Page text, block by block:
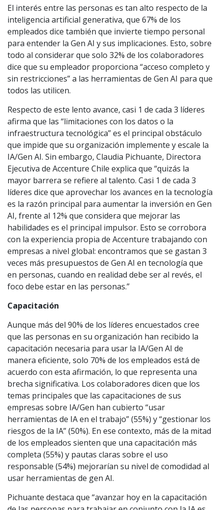
El interés entre las personas es tan alto respecto de la
inteligencia artificial generativa, que 67% de los
empleados dice también que invierte tiempo personal
para entender la Gen AI y sus implicaciones. Esto, sobre
todo al considerar que solo 32% de los colaboradores
dice que su empleador proporciona “acceso completo y
sin restricciones” a las herramientas de Gen AI para que
todos las utilicen.
Respecto de este lento avance, casi 1 de cada 3 líderes
afirma que las “limitaciones con los datos o la
infraestructura tecnológica” es el principal obstáculo
que impide que su organización implemente y escale la
IA/Gen AI. Sin embargo, Claudia Pichuante, Directora
Ejecutiva de Accenture Chile explica que “quizás la
mayor barrera se refiere al talento. Casi 1 de cada 3
líderes dice que aprovechar los avances en la tecnología
es la razón principal para aumentar la inversión en Gen
AI, frente al 12% que considera que mejorar las
habilidades es el principal impulsor. Esto se corrobora
con la experiencia propia de Accenture trabajando con
empresas a nivel global: encontramos que se gastan 3
veces más presupuestos de Gen AI en tecnología que
en personas, cuando en realidad debe ser al revés, el
foco debe estar en las personas.”
Capacitación
Aunque más del 90% de los líderes encuestados cree
que las personas en su organización han recibido la
capacitación necesaria para usar la IA/Gen AI de
manera eficiente, solo 70% de los empleados está de
acuerdo con esta afirmación, lo que representa una
brecha significativa. Los colaboradores dicen que los
temas principales que las capacitaciones de sus
empresas sobre IA/Gen han cubierto “usar
herramientas de IA en el trabajo” (55%) y “gestionar los
riesgos de la IA” (50%). En ese contexto, más de la mitad
de los empleados sienten que una capacitación más
completa (55%) y pautas claras sobre el uso
responsable (54%) mejorarían su nivel de comodidad al
usar herramientas de gen AI.
Pichuante destaca que “avanzar hoy en la capacitación